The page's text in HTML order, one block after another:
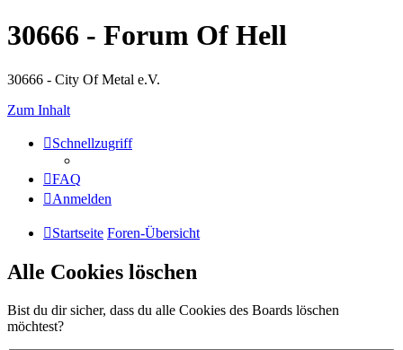
30666 - Forum Of Hell
30666 - City Of Metal e.V.
Zum Inhalt
Schnellzugriff
FAQ
Anmelden
Startseite Foren-Übersicht
Alle Cookies löschen
Bist du dir sicher, dass du alle Cookies des Boards löschen
möchtest?